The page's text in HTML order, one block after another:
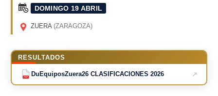
DOMINGO 19 ABRIL
ZUERA (ZARAGOZA)
RESULTADOS
PDF DuEquiposZuera26 CLASIFICACIONES 2026 ↗